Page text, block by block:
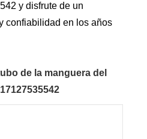
y disfrute de un
confiabilidad en los años
de la manguera del